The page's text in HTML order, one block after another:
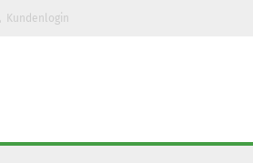
Kundenlogin